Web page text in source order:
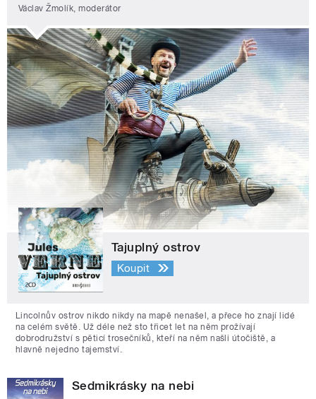
Václav Žmolík, moderátor
Tajuplný ostrov
Koupit
Lincolnův ostrov nikdo nikdy na mapě nenašel, a přece ho znají lidé
na celém světě. Už déle než sto třicet let na něm prožívají
dobrodružství s pěticí trosečníků, kteří na něm našli útočiště, a
hlavně nejedno tajemství.
Sedmikrásky na nebi